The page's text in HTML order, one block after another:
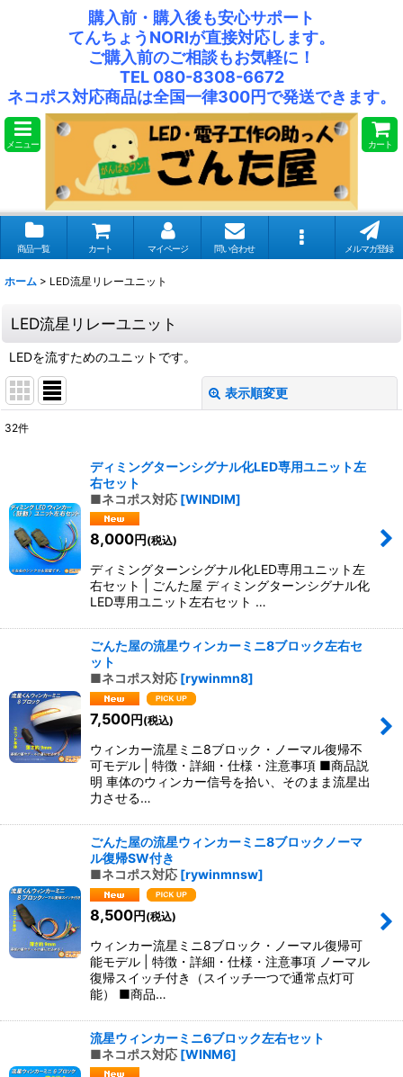
購入前・購入後も安心サポート
てんちょうNORIが直接対応します。
ご購入前のご相談もお気軽に！
TEL 080-8308-6672
ネコポス対応商品は全国一律300円で発送できます。
メニュー カート
商品一覧 カート マイページ 問い合わせ メルマガ登録
ホーム > LED流星リレーユニット
LED流星リレーユニット
LEDを流すためのユニットです。
表示順変更
並び順 :
絞り込む
32件
ディミングターンシグナル化LED専用ユニット左
右セット
■ネコポス対応 [WINDIM]
8,000円 (税込)
ディミングターンシグナル化LED専用ユニット左
右セット | ごんた屋 ディミングターンシグナル化
LED専用ユニット左右セット …
ごんた屋の流星ウィンカーミニ8ブロック左右セ
ット
■ネコポス対応 [rywinmn8]
7,500円 (税込)
ウィンカー流星ミニ8ブロック・ノーマル復帰不
可モデル | 特徴・詳細・仕様・注意事項 ■商品説
明 車体のウィンカー信号を拾い、そのまま流星出
力させる…
ごんた屋の流星ウィンカーミニ8ブロックノーマ
ル復帰SW付き
■ネコポス対応 [rywinmnsw]
8,500円(税込)
ウィンカー流星ミニ8ブロック・ノーマル復帰可
能モデル | 特徴・詳細・仕様・注意事項 ノーマル
復帰スイッチ付き（スイッチ一つで通常点灯可
能） ■商品…
流星ウィンカーミニ6ブロック左右セット
■ネコポス対応 [WINM6]